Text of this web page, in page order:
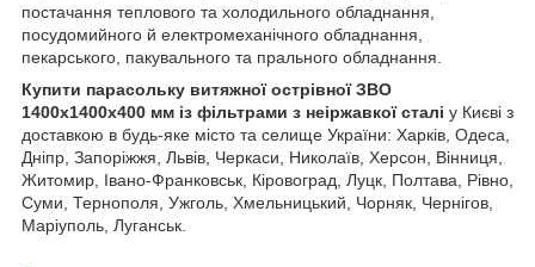
постачання теплового та холодильного обладнання,
посудомийного й електромеханічного обладнання,
пекарського, пакувального та прального обладнання.
Купити парасольку витяжної острівної ЗВО
1400х1400х400 мм із фільтрами з неіржавкої сталі у Києві з
доставкою в будь-яке місто та селище України: Харків, Одеса,
Дніпр, Запоріжжя, Львів, Черкаси, Николаїв, Херсон, Вінниця,
Житомир, Івано-Франковськ, Кіровоград, Луцк, Полтава, Рівно,
Суми, Тернополя, Ужголь, Хмельницький, Чорняк, Чернігов,
Маріуполь, Луганськ.